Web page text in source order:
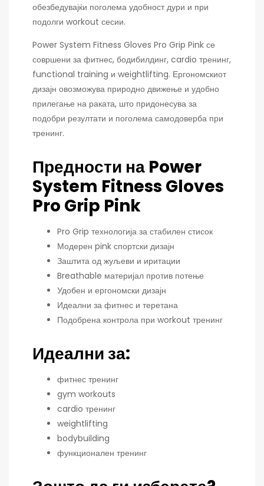
обезбедувајќи поголема удобност дури и при
подолги workout сесии.
Power System Fitness Gloves Pro Grip Pink се
совршени за фитнес, бодибилдинг, cardio тренинг,
functional training и weightlifting. Ергономскиот
дизајн овозможува природно движење и удобно
прилегање на раката, што придонесува за
подобри резултати и поголема самодоверба при
тренинг.
Предности на Power
System Fitness Gloves
Pro Grip Pink
Pro Grip технологија за стабилен стисок
Модерен pink спортски дизајн
Заштита од жуљеви и иритации
Breathable материјал против потење
Удобен и ергономски дизајн
Идеални за фитнес и теретана
Подобрена контрола при workout тренинг
Идеални за:
фитнес тренинг
gym workouts
cardio тренинг
weightlifting
bodybuilding
функционален тренинг